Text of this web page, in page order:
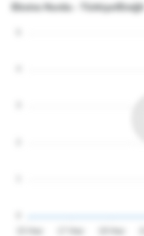
Ekstra Hurda - Türkiye/Ereğli